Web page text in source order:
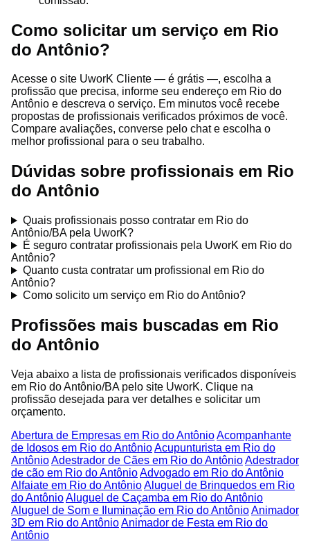
Como solicitar um serviço em Rio
do Antônio?
Acesse o site UworK Cliente — é grátis —, escolha a
profissão que precisa, informe seu endereço em Rio do
Antônio e descreva o serviço. Em minutos você recebe
propostas de profissionais verificados próximos de você.
Compare avaliações, converse pelo chat e escolha o
melhor profissional para o seu trabalho.
Dúvidas sobre profissionais em Rio
do Antônio
Quais profissionais posso contratar em Rio do
Antônio/BA pela UworK?
É seguro contratar profissionais pela UworK em Rio do
Antônio?
Quanto custa contratar um profissional em Rio do
Antônio?
Como solicito um serviço em Rio do Antônio?
Profissões mais buscadas em Rio
do Antônio
Veja abaixo a lista de profissionais verificados disponíveis
em Rio do Antônio/BA pelo site UworK. Clique na
profissão desejada para ver detalhes e solicitar um
orçamento.
Abertura de Empresas em Rio do AntônioAcompanhante
de Idosos em Rio do AntônioAcupunturista em Rio do
AntônioAdestrador de Cães em Rio do AntônioAdestrador
de cão em Rio do AntônioAdvogado em Rio do Antônio
Alfaiate em Rio do AntônioAluguel de Brinquedos em Rio
do AntônioAluguel de Caçamba em Rio do Antônio
Aluguel de Som e Iluminação em Rio do AntônioAnimador
3D em Rio do AntônioAnimador de Festa em Rio do
Antônio